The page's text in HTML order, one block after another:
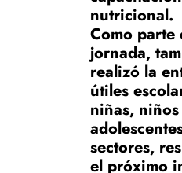
nutricional.
Como parte
jornada,
realizó la
útiles
niñas,
sectores,
el próximo